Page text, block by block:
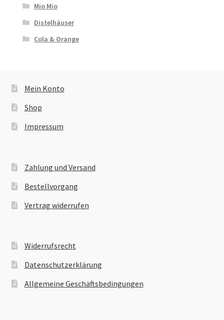
Mio Mio
Distelhäuser
Cola & Orange
Mein Konto
Shop
Impressum
Zahlung und Versand
Bestellvorgang
Vertrag widerrufen
Widerrufsrecht
Datenschutzerklärung
Allgemeine Geschäftsbedingungen